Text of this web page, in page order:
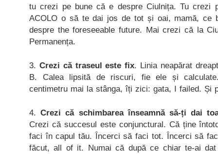
tu crezi pe bune că e despre Ciulnița. Tu crezi
ACOLO o să te dai jos de tot și oai, mamă, ce
despre the foreseeable future. Mai crezi că la
Permanența.
3. Crezi că traseul este fix. Linia neapărat
B. Calea lipsită de riscuri, fie ele și
centimetru mai la stânga, îți zici: gata, I failed. Și
4.Crezi că schimbarea înseamnă să-ți dai
Crezi că succesul este conjunctural. Că ține
faci în capul tău. Încerci să faci tot. Încerci să
făcut, all of it. Numai că după ce chiar te-ai